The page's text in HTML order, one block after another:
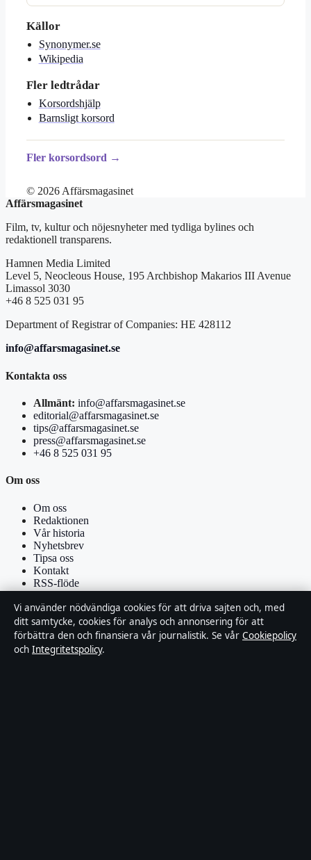
Källor
Synonymer.se
Wikipedia
Fler ledtrådar
Korsordshjälp
Barnsligt korsord
Fler korsordsord →
© 2026 Affärsmagasinet
Affärsmagasinet
Film, tv, kultur och nöjesnyheter med tydliga bylines och
redaktionell transparens.
Hamnen Media Limited
Level 5, Neocleous House, 195 Archbishop Makarios III Avenue
Limassol 3030
+46 8 525 031 95
Department of Registrar of Companies: HE 428112
info@affarsmagasinet.se
Kontakta oss
Allmänt: info@affarsmagasinet.se
editorial@affarsmagasinet.se
tips@affarsmagasinet.se
press@affarsmagasinet.se
+46 8 525 031 95
Om oss
Om oss
Redaktionen
Vår historia
Nyhetsbrev
Tipsa oss
Kontakt
RSS-flöde
Förtroende & standarder
Källor & standarder
Redaktionell policy
Vi använder nödvändiga cookies för att driva sajten och, med
ditt samtycke, cookies för analys och annonsering för att
förbättra den och finansiera vår journalistik. Se vår Cookiepolicy
och Integritetspolicy.